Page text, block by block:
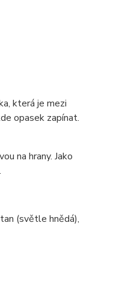
která je mezi
opasek zapínat.
na hrany. Jako
(světle hnědá),